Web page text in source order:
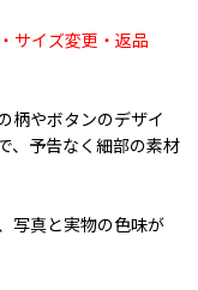
サイズ変更・返品
柄やボタンのデザイ
、予告なく細部の素材
写真と実物の色味が